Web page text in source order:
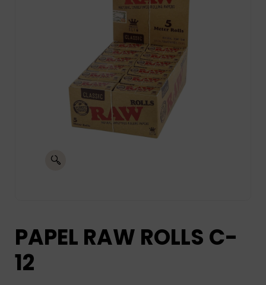
PAPEL RAW ROLLS C-
12